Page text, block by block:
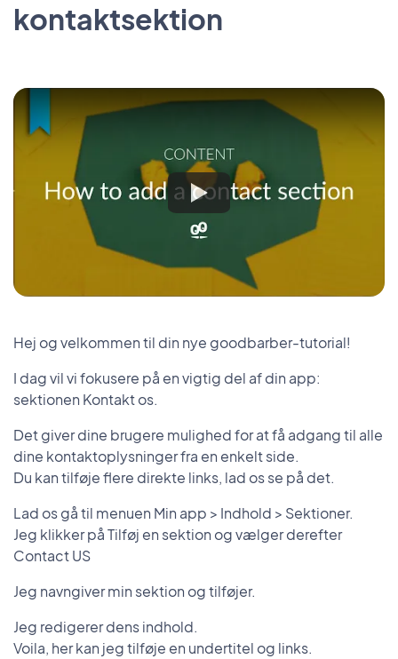
kontaktsektion
Hej og velkommen til din nye goodbarber-tutorial!
I dag vil vi fokusere på en vigtig del af din app:
sektionen Kontakt os.
Det giver dine brugere mulighed for at få adgang til alle
dine kontaktoplysninger fra en enkelt side.
Du kan tilføje flere direkte links, lad os se på det.
Lad os gå til menuen Min app > Indhold > Sektioner.
Jeg klikker på Tilføj en sektion og vælger derefter
Contact US
Jeg navngiver min sektion og tilføjer.
Jeg redigerer dens indhold.
Voila, her kan jeg tilføje en undertitel og links.